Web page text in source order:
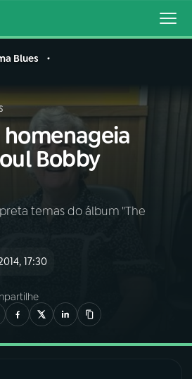
Buscar
AO VIVO
Blues
Bobby
temas do álbum "The
17:30